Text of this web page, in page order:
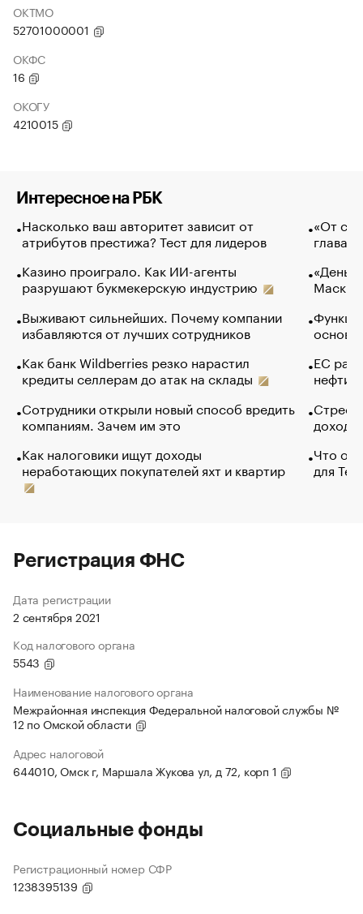
ОКТМО
52701000001
ОКФС
16
ОКОГУ
4210015
Интересное на РБК
Насколько ваш авторитет зависит от
атрибутов престижа? Тест для лидеров
Казино проиграло. Как ИИ-агенты
разрушают букмекерскую индустрию
Выживают сильнейших. Почему компании
избавляются от лучших сотрудников
Как банк Wildberries резко нарастил
кредиты селлерам до атак на склады
Сотрудники открыли новый способ вредить
компаниям. Зачем им это
Как налоговики ищут доходы
неработающих покупателей яхт и квартир
«От
глава
Маск в
основ
ЕС
нефти
Что
для
Регистрация ФНС
Дата регистрации
2 сентября 2021
Код налогового органа
5543
Наименование налогового органа
Межрайонная инспекция Федеральной налоговой службы №
12 по Омской области
Адрес налоговой
644010, Омск г, Маршала Жукова ул, д 72, корп 1
Социальные фонды
Регистрационный номер СФР
1238395139